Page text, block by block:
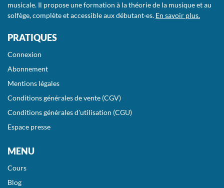
musicale. Il propose une formation à la théorie de la musique et au
solfège, complète et accessible aux débutant·es. En savoir plus.
PRATIQUES
Connexion
Abonnement
Mentions légales
Conditions générales de vente (CGV)
Conditions générales d'utilisation (CGU)
Espace presse
MENU
Cours
Blog